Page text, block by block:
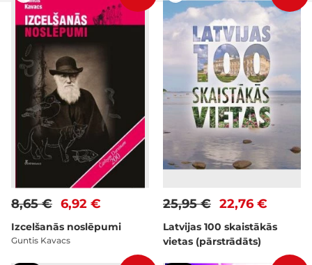
6,92 €
8,65 €
Izcelšanās noslēpumi
Guntis Kavacs
22,76 €
25,95 €
Latvijas 100 skaistākās
vietas (pārstrādāts)